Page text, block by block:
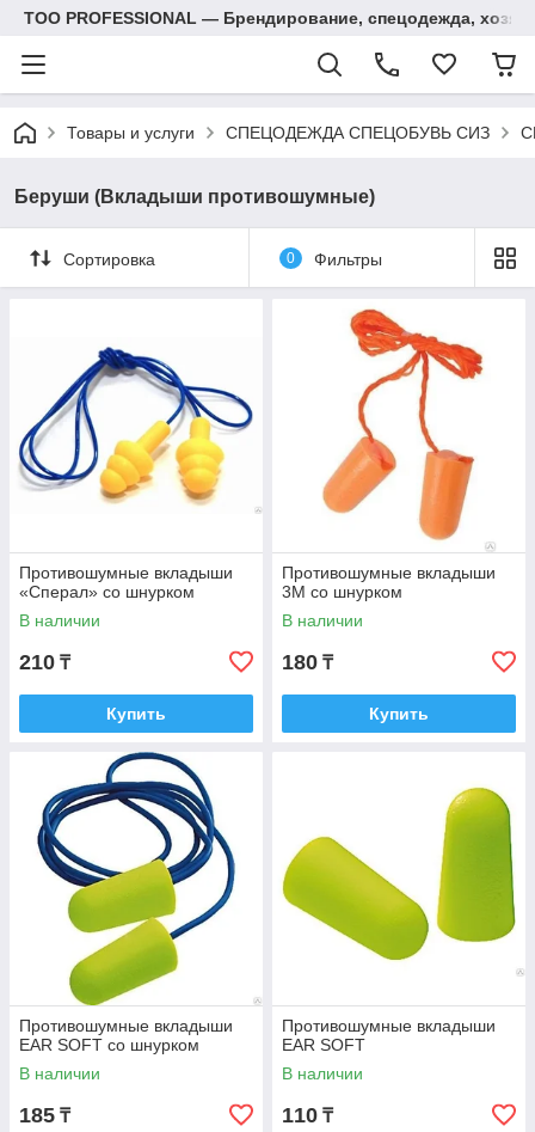
ТОО PROFESSIONAL — Брендирование, спецодежда,
Товары и услуги СПЕЦОДЕЖДА СПЕЦОБУВЬ СИЗ
Беруши (Вкладыши противошумные)
Сортировка 0 Фильтры
Противошумные вкладыши
«Сперал» со шнурком
В наличии
210 ₸
Купить
Противошумные вкладыши
3M со шнурком
В наличии
180 ₸
Купить
Противошумные вкладыши
EAR SOFT со шнурком
В наличии
185 ₸
Противошумные вкладыши
EAR SOFT
В наличии
110 ₸